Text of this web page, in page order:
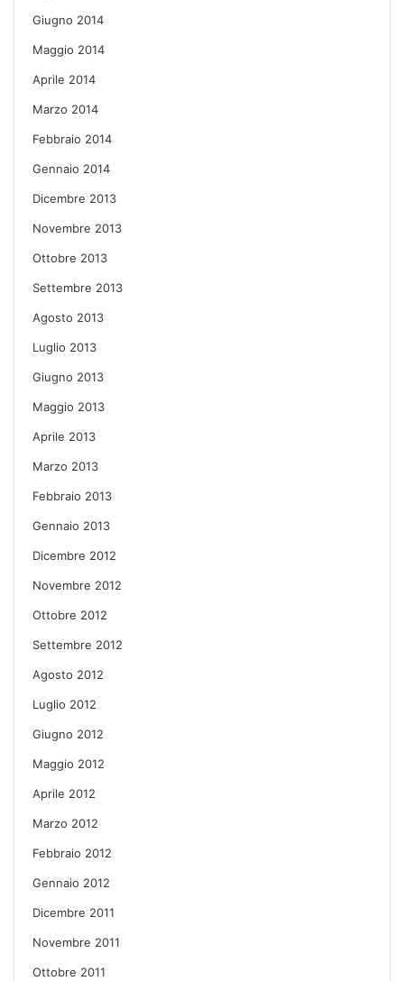
Giugno 2014
Maggio 2014
Aprile 2014
Marzo 2014
Febbraio 2014
Gennaio 2014
Dicembre 2013
Novembre 2013
Ottobre 2013
Settembre 2013
Agosto 2013
Luglio 2013
Giugno 2013
Maggio 2013
Aprile 2013
Marzo 2013
Febbraio 2013
Gennaio 2013
Dicembre 2012
Novembre 2012
Ottobre 2012
Settembre 2012
Agosto 2012
Luglio 2012
Giugno 2012
Maggio 2012
Aprile 2012
Marzo 2012
Febbraio 2012
Gennaio 2012
Dicembre 2011
Novembre 2011
Ottobre 2011